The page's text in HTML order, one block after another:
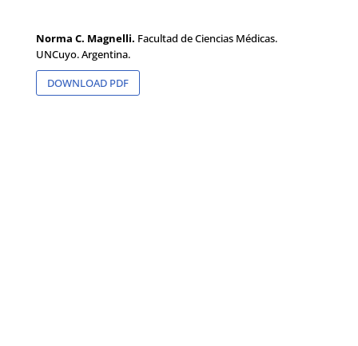
Norma C. Magnelli. Facultad de Ciencias Médicas.
UNCuyo. Argentina.
DOWNLOAD PDF